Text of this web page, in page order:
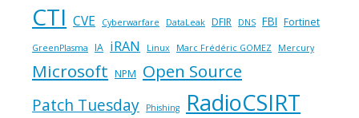
CTI CVE Cyberwarfare DataLeak DFIR DNS FBI Fortinet
GreenPlasma IA iRAN Linux Marc Frédéric GOMEZ Mercury
Microsoft NPM Open Source
Patch Tuesday Phishing RadioCSIRT